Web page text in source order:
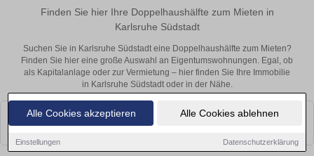
Alle Cookies akzeptieren Alle Cookies ablehnen
Einstellungen Datenschutzerklärung
Finden Sie hier Ihre Doppelhaushälfte zum Mieten in
Karlsruhe Südstadt
Suchen Sie in Karlsruhe Südstadt eine Doppelhaushälfte zum Mieten?
Finden Sie hier eine große Auswahl an Eigentumswohnungen. Egal, ob
als Kapitalanlage oder zur Vermietung – hier finden Sie Ihre Immobilie
in Karlsruhe Südstadt oder in der Nähe.
Leider konnten wir derzeit keine passenden Objekte finden. Schauen Sie
bald wieder vorbei!